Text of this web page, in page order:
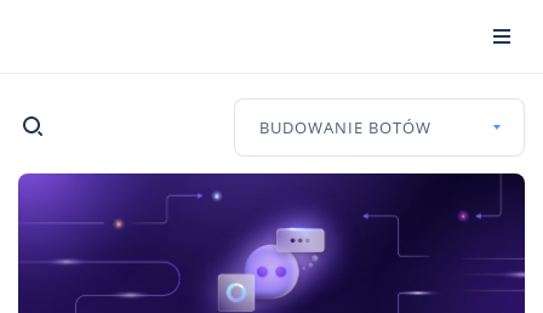
BUDOWANIE BOTÓW